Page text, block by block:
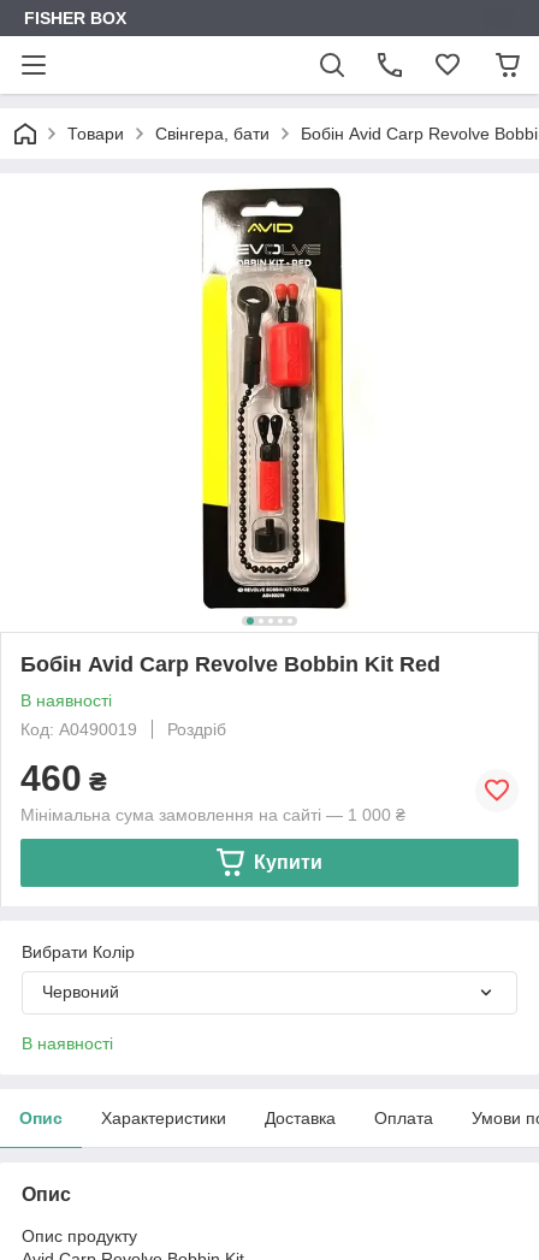
FISHER BOX
Товари Свінгера, бати Бобін Avid Carp Revolve
Бобін Avid Carp Revolve Bobbin Kit Red
В наявності
Код: A0490019
Роздріб
460 ₴
Мінімальна сума замовлення на сайті — 1 000 ₴
Купити
Вибрати Колір
Червоний
В наявності
Опис Характеристики Доставка Оплата Умови
Опис
Опис продукту